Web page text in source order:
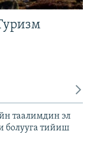
таалимдин эл
болууга тийиш